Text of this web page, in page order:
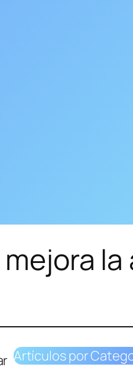
Artículos por